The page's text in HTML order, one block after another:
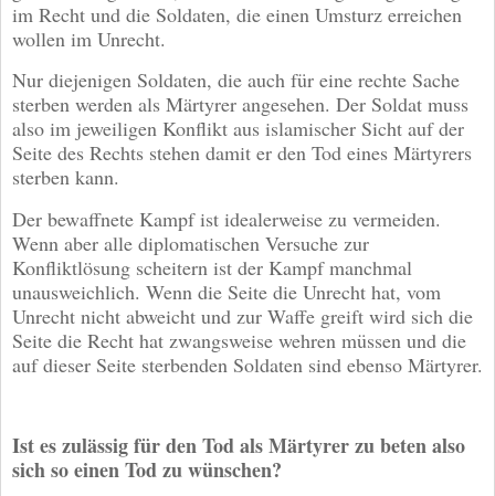
im Recht und die Soldaten, die einen Umsturz erreichen
wollen im Unrecht.
Nur diejenigen Soldaten, die auch für eine rechte Sache
sterben werden als Märtyrer angesehen. Der Soldat muss
also im jeweiligen Konflikt aus islamischer Sicht auf der
Seite des Rechts stehen damit er den Tod eines Märtyrers
sterben kann.
Der bewaffnete Kampf ist idealerweise zu vermeiden.
Wenn aber alle diplomatischen Versuche zur
Konfliktlösung scheitern ist der Kampf manchmal
unausweichlich. Wenn die Seite die Unrecht hat, vom
Unrecht nicht abweicht und zur Waffe greift wird sich die
Seite die Recht hat zwangsweise wehren müssen und die
auf dieser Seite sterbenden Soldaten sind ebenso Märtyrer.
Ist es zulässig für den Tod als Märtyrer zu beten also
sich so einen Tod zu wünschen?